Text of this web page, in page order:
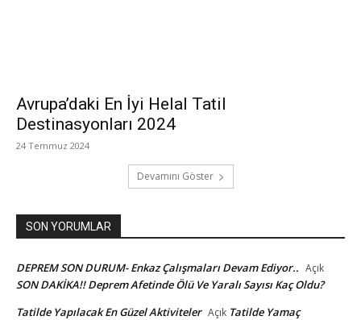
Avrupa’daki En İyi Helal Tatil
Destinasyonları 2024
24 Temmuz 2024
Devamını Göster
SON YORUMLAR
DEPREM SON DURUM- Enkaz Çalışmaları Devam Ediyor.. Açık
SON DAKİKA!! Deprem Afetinde Ölü Ve Yaralı Sayısı Kaç Oldu?
Tatilde Yapılacak En Güzel Aktiviteler Açık Tatilde Yamaç